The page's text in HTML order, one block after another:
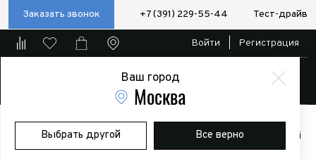
Заказать звонок +7 (391) 229-55-44 Тест-драйв
Ваш город
Москва
Выбрать другой Все верно
Войти Регистрация
Главная Магазин Дополнительное оборудование
Лебедки
Установочные комплекты
Площадка РИФ под лебёдку в штатный
бампер Toyota LC 120